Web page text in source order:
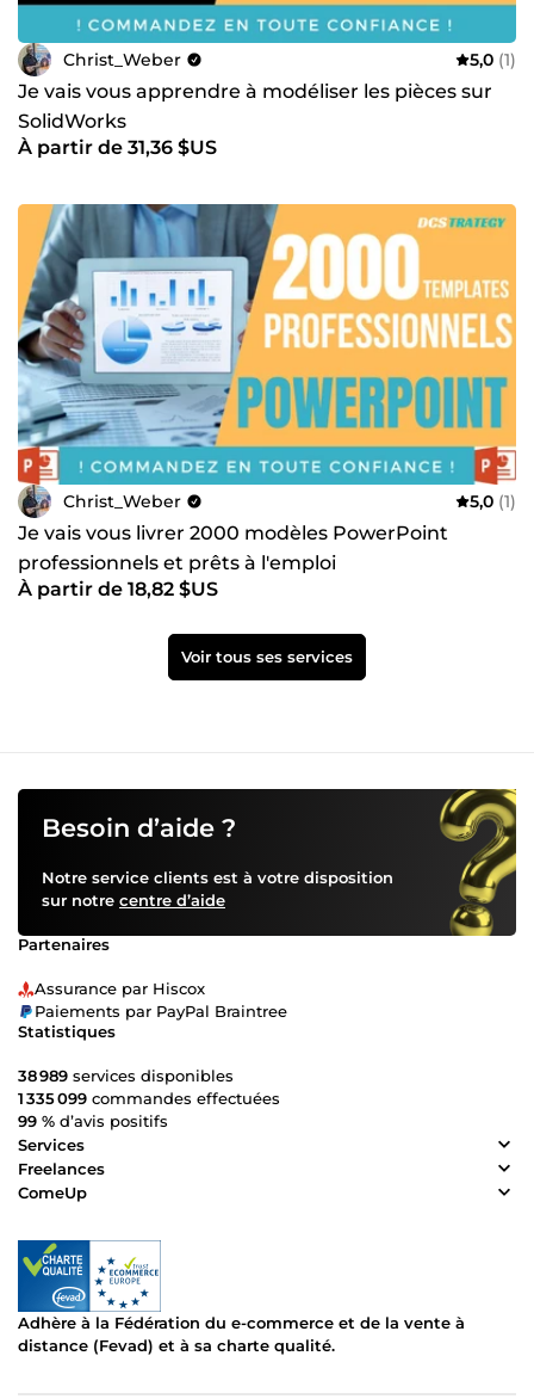
Christ_Weber 5,0 (1)
Je vais vous apprendre à modéliser les pièces sur
SolidWorks
À partir de 31,36 $US
Christ_Weber 5,0 (1)
Je vais vous livrer 2000 modèles PowerPoint
professionnels et prêts à l'emploi
À partir de 18,82 $US
Voir tous ses services
Besoin d’aide ?
Notre service clients est à votre disposition
sur notre centre d’aide
Partenaires
Assurance par Hiscox
Paiements par PayPal Braintree
Statistiques
38 989 services disponibles
1 335 099 commandes effectuées
99 % d’avis positifs
Services
Freelances
ComeUp
Adhère à la Fédération du e-commerce et de la vente à
distance (Fevad) et à sa charte qualité.